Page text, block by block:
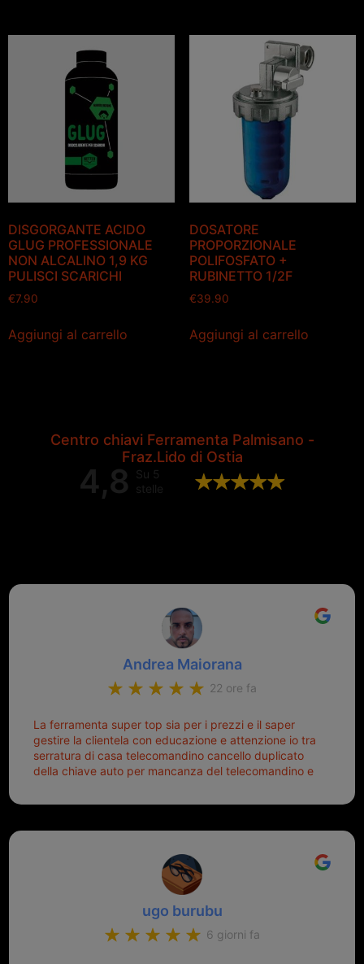
DISGORGANTE ACIDO
GLUG PROFESSIONALE
NON ALCALINO 1,9 KG
PULISCI SCARICHI
€7.90
Aggiungi al carrello
DOSATORE
PROPORZIONALE
POLIFOSFATO +
RUBINETTO 1/2F
€39.90
Aggiungi al carrello
Centro chiavi Ferramenta Palmisano -
Fraz.Lido di Ostia
4,8
Su 5
stelle
Andrea Maiorana
22 ore fa
La ferramenta super top sia per i prezzi e il saper
gestire la clientela con educazione e attenzione io tra
serratura di casa telecomandino cancello duplicato
della chiave auto per mancanza del telecomandino e
meglio ferramenta de ostia e poi il prorietario il signor
ugo burubu
6 giorni fa